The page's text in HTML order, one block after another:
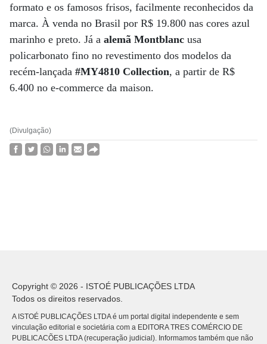
formato e os famosos frisos, facilmente reconhecidos da
marca. À venda no Brasil por R$ 19.800 nas cores azul
marinho e preto. Já a alemã Montblanc usa
policarbonato fino no revestimento dos modelos da
recém-lançada #MY4810 Collection, a partir de R$
6.400 no e-commerce da maison.
(Divulgação)
Copyright © 2026 - ISTOÉ PUBLICAÇÕES LTDA
Todos os direitos reservados.
A ISTOÉ PUBLICAÇÕES LTDA é um portal digital independente e sem
vinculação editorial e societária com a EDITORA TRES COMÉRCIO DE
PUBLICACÕES LTDA (recuperação judicial). Informamos também que não